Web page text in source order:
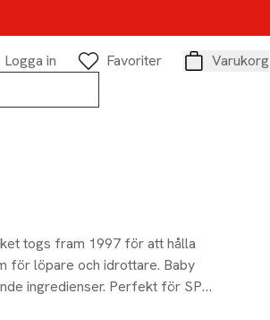
Logga in
Favoriter
Varukorg
togs fram 1997 för att hålla
för löpare och idrottare. Baby
ingredienser. Perfekt för SPA-